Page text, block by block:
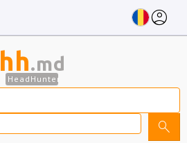
account_circle
hh.md
HeadHunter
search